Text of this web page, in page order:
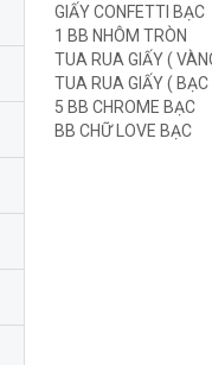
GIẤY CONFETTI BẠC
1 BB NHÔM TRÒN
TUA RUA GIẤY (
TUA RUA GIẤY ( BẠC
5 BB CHROME BẠC
BB CHỮ LOVE BẠC